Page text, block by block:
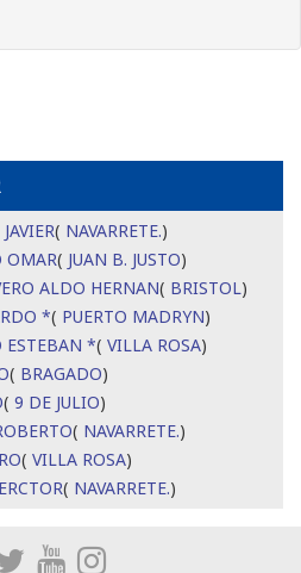
( NAVARRETE.)
OMAR( JUAN B. JUSTO)
ALDO HERNAN( BRISTOL)
*( PUERTO MADRYN)
ESTEBAN *( VILLA ROSA)
( BRAGADO)
( 9 DE JULIO)
( NAVARRETE.)
( VILLA ROSA)
( NAVARRETE.)